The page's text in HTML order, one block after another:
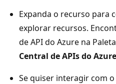
Expanda o recurso para
explorar recursos.
de API do Azure na
Central de APIs do Azure
Se quiser interagir com